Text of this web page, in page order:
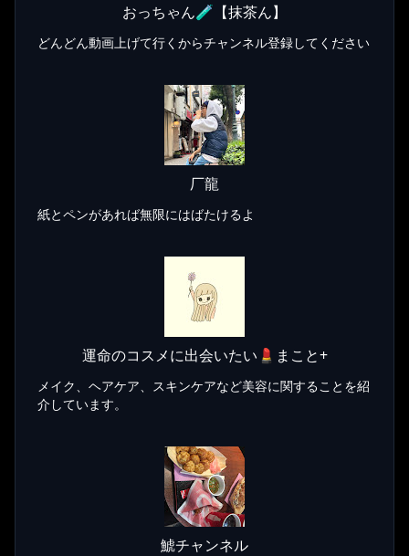
おっちゃん🧪【抹茶ん】
どんどん動画上げて行くからチャンネル登録してください
厂龍
紙とペンがあれば無限にはばたけるよ
運命のコスメに出会いたい💄まこと+
メイク、ヘアケア、スキンケアなど美容に関することを紹
介しています。
鯱チャンネル